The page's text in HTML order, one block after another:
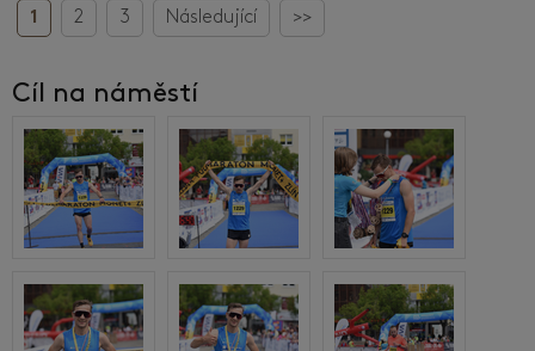
1 2 3 Následující >>
Cíl na náměstí